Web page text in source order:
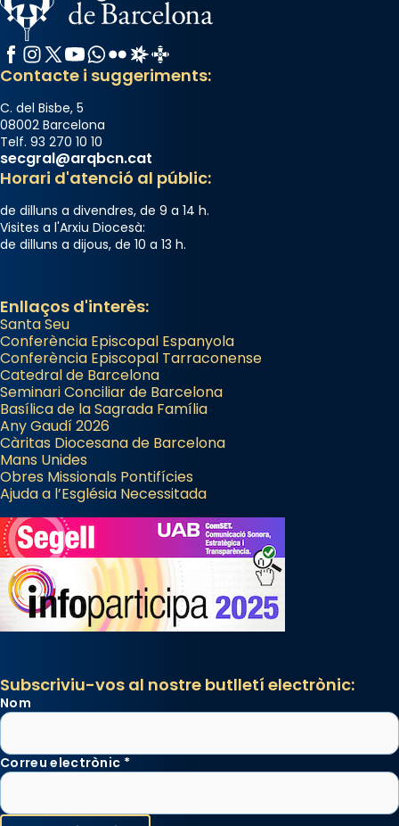
Facebook
Instagram
X / Twitter
YouTube
WhatsApp
FlickrRadio Estel
Catalunya Cristiana
Contacte i suggeriments:
C. del Bisbe, 5
08002 Barcelona
Telf. 93 270 10 10
secgral@arqbcn.cat
Horari d'atenció al públic:
de dilluns a divendres, de 9 a 14 h.
Visites a l'Arxiu Diocesà:
de dilluns a dijous, de 10 a 13 h.
Enllaços d'interès:
Santa Seu
Conferència Episcopal Espanyola
Conferència Episcopal Tarraconense
Catedral de Barcelona
Seminari Conciliar de Barcelona
Basílica de la Sagrada Família
Any Gaudí 2026
Càritas Diocesana de Barcelona
Mans Unides
Obres Missionals Pontifícies
Ajuda a l’Església Necessitada
Subscriviu-vos al nostre butlletí electrònic:
Nom
Correu electrònic *